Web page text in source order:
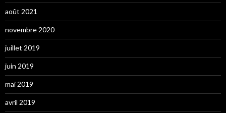
août 2021
novembre 2020
juillet 2019
juin 2019
mai 2019
avril 2019